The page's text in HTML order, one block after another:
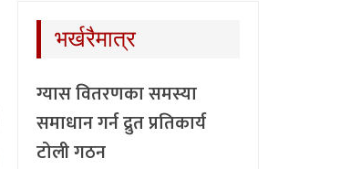
भर्खरैमात्र
ग्यास वितरणका समस्या
समाधान गर्न द्रुत प्रतिकार्य
टोली गठन